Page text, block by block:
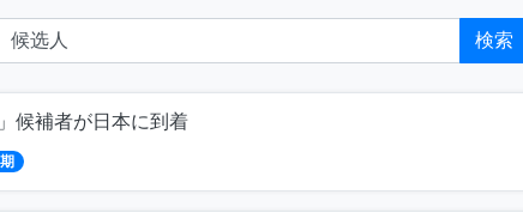
検索
候補者が日本に到着